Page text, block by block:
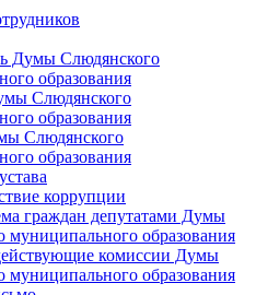
Думы Слюдянского
образования
Слюдянского
образования
Слюдянского
образования
коррупции
граждан депутатами Думы
муниципального образования
комиссии Думы
муниципального образования